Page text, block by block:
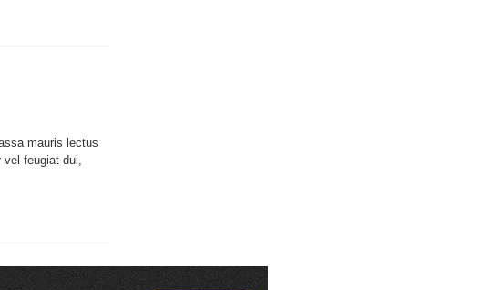
mauris lectus
vel feugiat dui,